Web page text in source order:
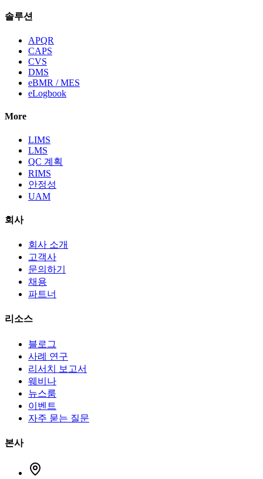
솔루션
APQR
CAPS
CVS
DMS
eBMR / MES
eLogbook
More
LIMS
LMS
QC 계획
RIMS
안정성
UAM
회사
회사 소개
고객사
문의하기
채용
파트너
리소스
블로그
사례 연구
리서치 보고서
웨비나
뉴스룸
이벤트
자주 묻는 질문
본사